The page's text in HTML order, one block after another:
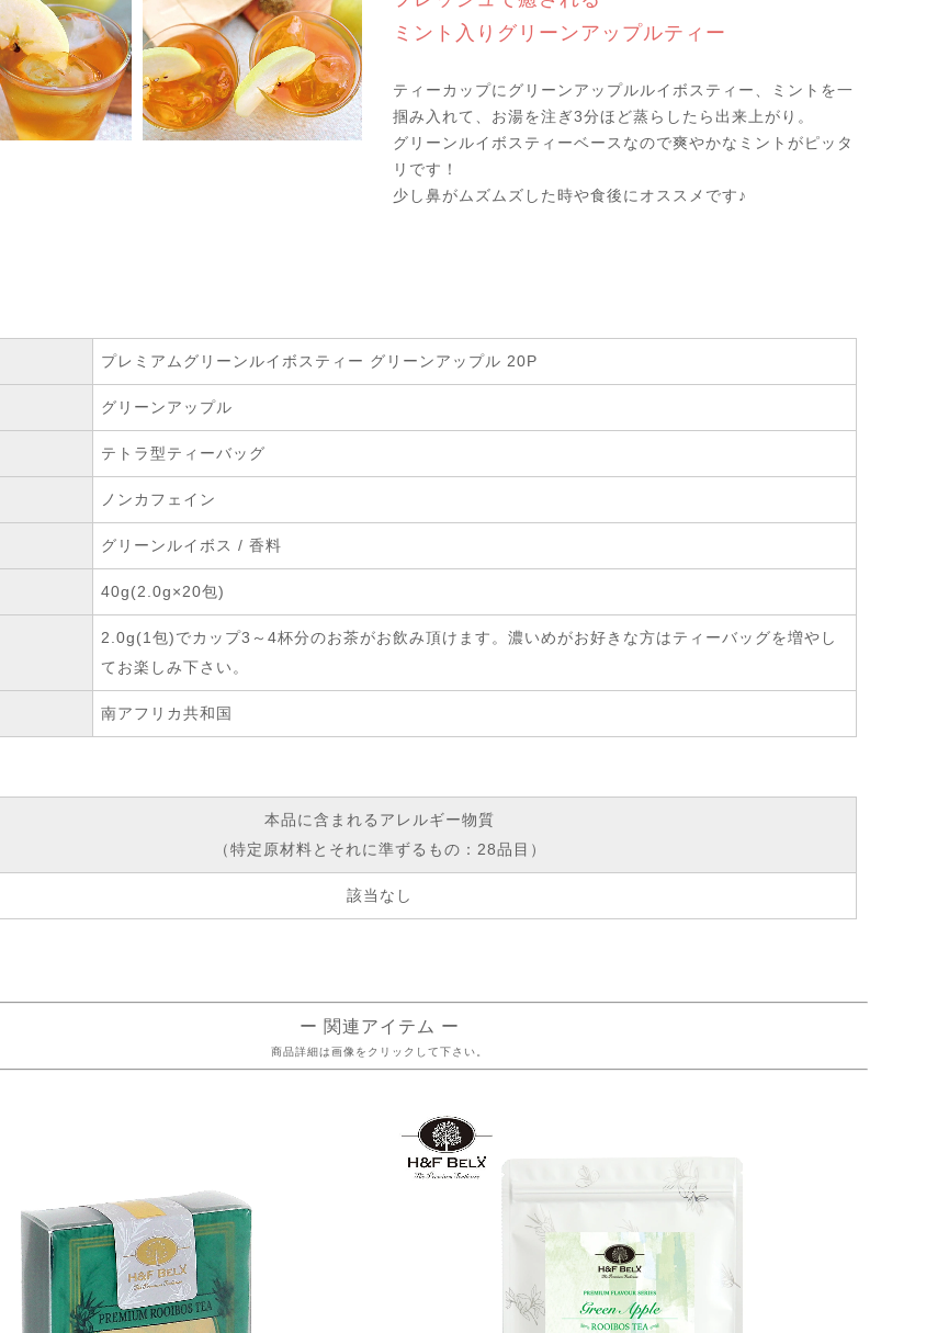
ミント入りグリーンアップルティー
ティーカップにグリーンアップルルイボスティー、ミントを一
掴み入れて、お湯を注ぎ3分ほど蒸らしたら出来上がり。
グリーンルイボスティーベースなので爽やかなミントがピッタ
リです！
少し鼻がムズムズした時や食後にオススメです♪
プレミアムグリーンルイボスティー グリーンアップル 20P
グリーンアップル
テトラ型ティーバッグ
ノンカフェイン
グリーンルイボス / 香料
40g(2.0g×20包)
2.0g(1包)でカップ3～4杯分のお茶がお飲み頂けます。濃いめがお好きな方はティーバッグを増やし
てお楽しみ下さい。
南アフリカ共和国
本品に含まれるアレルギー物質
（特定原材料とそれに準ずるもの：28品目）
該当なし
ー 関連アイテム ー
商品詳細は画像をクリックして下さい。